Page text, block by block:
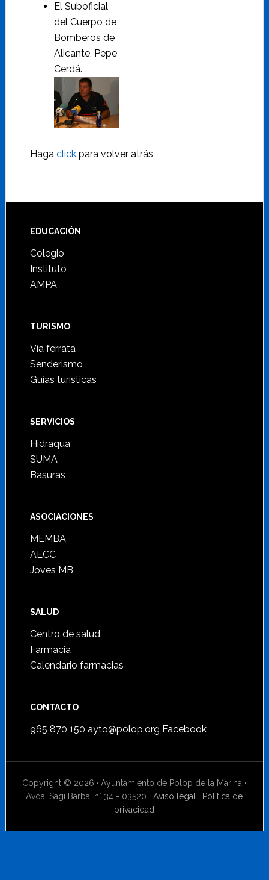
El Suboficial
del Cuerpo de
Bomberos de
Alicante, Pepe
Cerdá.
Haga clickpara volver atrás
Footer
EDUCACIÓN
Colegio
Instituto
AMPA
TURISMO
Vía ferrata
Senderismo
Guías turísticas
SERVICIOS
Hidraqua
SUMA
Basuras
ASOCIACIONES
MEMBA
AECC
Joves MB
SALUD
Centro de salud
Farmacia
Calendario farmacias
CONTACTO
965 870 150 ayto@polop.org Facebook
Copyright © 2026 · Ayuntamiento de Polop de la Marina ·
Avda. Sagi Barba, n° 34 - 03520 ·Aviso legal · Política de
privacidad